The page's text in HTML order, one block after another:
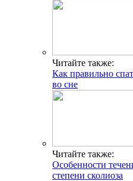
Читайте также:
Как правильно
во сне
Читайте также:
Особенности
степени сколиоза